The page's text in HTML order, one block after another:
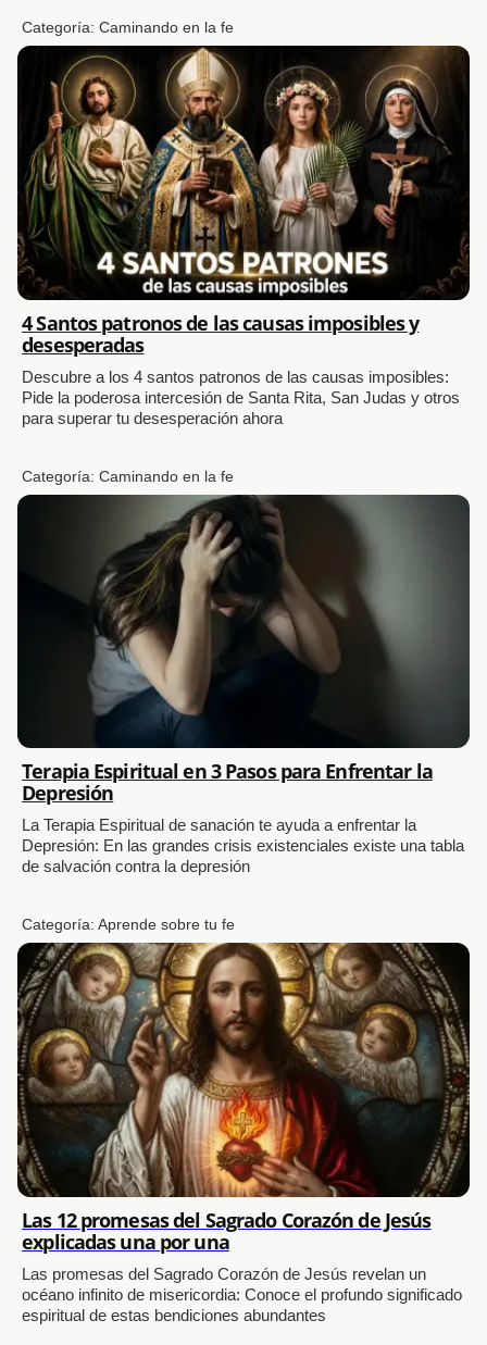
Categoría:Caminando en la fe
4 Santos patronos de las causas imposibles y
desesperadas
Descubre a los 4 santos patronos de las causas imposibles:
Pide la poderosa intercesión de Santa Rita, San Judas y otros
para superar tu desesperación ahora
Categoría:Caminando en la fe
Terapia Espiritual en 3 Pasos para Enfrentar la
Depresión
La Terapia Espiritual de sanación te ayuda a enfrentar la
Depresión: En las grandes crisis existenciales existe una tabla
de salvación contra la depresión
Categoría:Aprende sobre tu fe
Las 12 promesas del Sagrado Corazón de Jesús
explicadas una por una
Las promesas del Sagrado Corazón de Jesús revelan un
océano infinito de misericordia: Conoce el profundo significado
espiritual de estas bendiciones abundantes